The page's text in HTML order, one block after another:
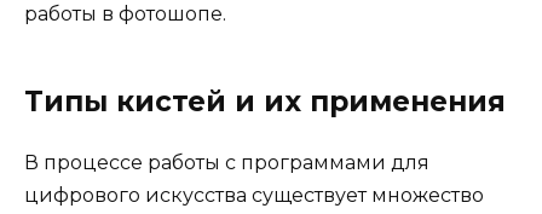
работы в фотошопе.
Типы кистей и их применения
В процессе работы с программами для
цифрового искусства существует множество